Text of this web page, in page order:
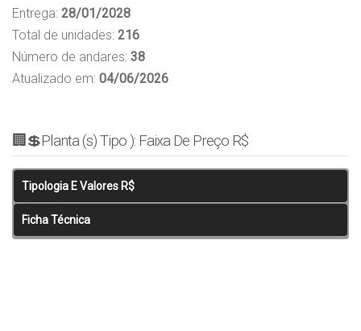
Entrega: 28/01/2028
Total de unidades: 216
Número de andares: 38
Atualizado em: 04/06/2026
🏢💲Planta (s) Tipo ): Faixa De Preço R$
Tipologia E Valores R$
Ficha Técnica